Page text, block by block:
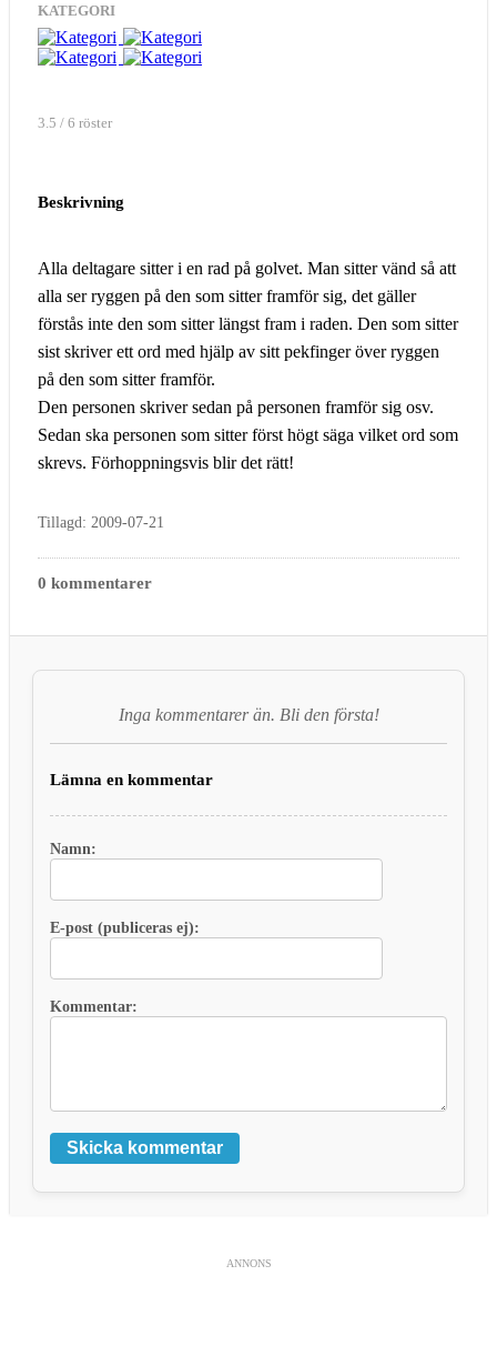
KATEGORI
3.5 / 6 röster
Beskrivning
Alla deltagare sitter i en rad på golvet. Man sitter vänd så att
alla ser ryggen på den som sitter framför sig, det gäller
förstås inte den som sitter längst fram i raden. Den som sitter
sist skriver ett ord med hjälp av sitt pekfinger över ryggen
på den som sitter framför.
Den personen skriver sedan på personen framför sig osv.
Sedan ska personen som sitter först högt säga vilket ord som
skrevs. Förhoppningsvis blir det rätt!
Tillagd: 2009-07-21
0 kommentarer
Inga kommentarer än. Bli den första!
Lämna en kommentar
Namn:
E-post (publiceras ej):
Kommentar:
Skicka kommentar
ANNONS